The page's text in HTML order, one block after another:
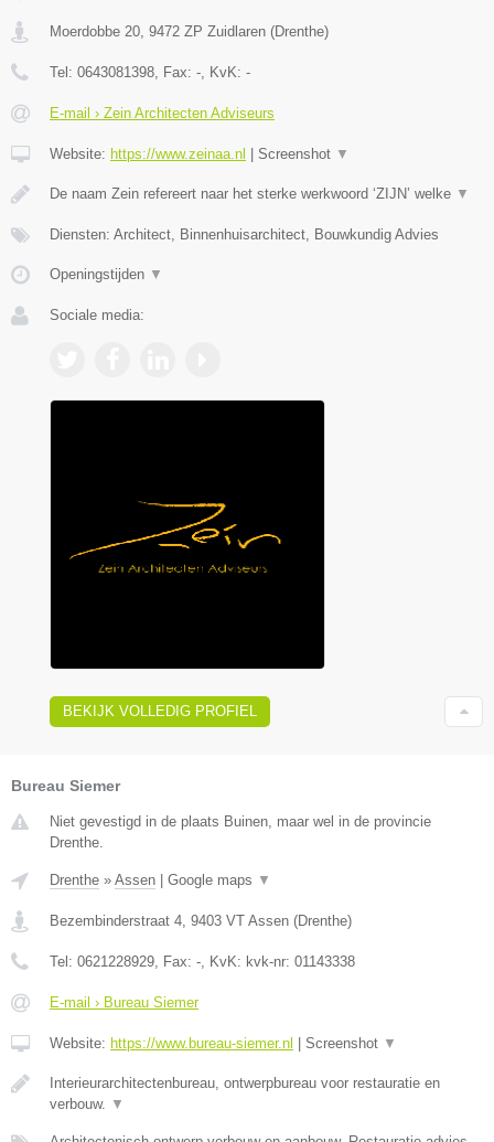
Moerdobbe 20, 9472 ZP Zuidlaren (Drenthe)
Tel: 0643081398, Fax: -, KvK: -
E-mail › Zein Architecten Adviseurs
Website: https://www.zeinaa.nl Screenshot ▼
De naam Zein refereert naar het sterke werkwoord ‘ZIJN’ welke ▼
Diensten: Architect, Binnenhuisarchitect, Bouwkundig Advies
Openingstijden ▼
Sociale media:
BEKIJK VOLLEDIG PROFIEL
Bureau Siemer
Niet gevestigd in de plaats Buinen, maar wel in de provincie
Drenthe.
Drenthe » Assen Google maps ▼
Bezembinderstraat 4, 9403 VT Assen (Drenthe)
Tel: 0621228929, Fax: -, KvK: kvk-nr: 01143338
E-mail › Bureau Siemer
Website: https://www.bureau-siemer.nl Screenshot ▼
Interieurarchitectenbureau, ontwerpbureau voor restauratie en
verbouw. ▼